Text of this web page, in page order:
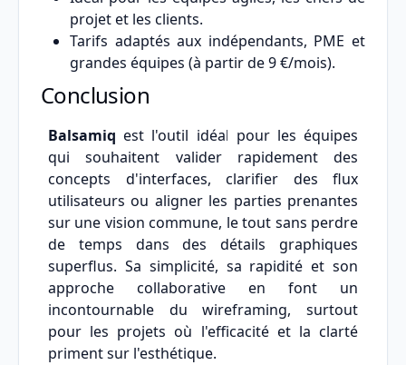
projet et les clients.
Tarifs adaptés aux indépendants, PME et
grandes équipes (à partir de 9 €/mois).
Conclusion
Balsamiq est l'outil idéal pour les équipes
qui souhaitent valider rapidement des
concepts d'interfaces, clarifier des flux
utilisateurs ou aligner les parties prenantes
sur une vision commune, le tout sans perdre
de temps dans des détails graphiques
superflus. Sa simplicité, sa rapidité et son
approche collaborative en font un
incontournable du wireframing, surtout
pour les projets où l'efficacité et la clarté
priment sur l'esthétique.